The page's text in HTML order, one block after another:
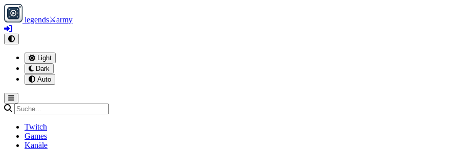
legends⚔army
Light
Dark
Auto
Twitch
Games
Kanäle